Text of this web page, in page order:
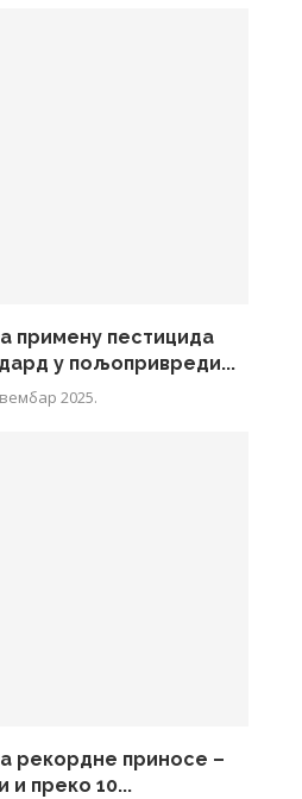
примену пестицида
у пољопривреди...
2025.
рекордне приносе –
и преко 10...